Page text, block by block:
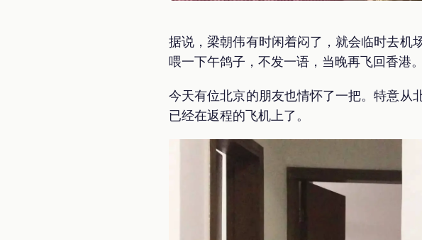
据说，梁朝伟有时闲着闷了，就会临时去机
喂一下午鸽子，不发一语，当晚再飞回香港。
今天有位北京的朋友也情怀了一把。特意从
已经在返程的飞机上了。